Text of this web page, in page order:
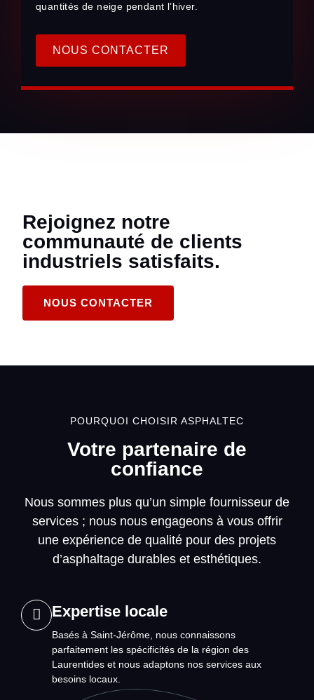
quantités de neige pendant l’hiver.
NOUS CONTACTER
Rejoignez notre
communauté de clients
industriels satisfaits.
NOUS CONTACTER
POURQUOI CHOISIR ASPHALTEC
Votre partenaire de
confiance
Nous sommes plus qu’un simple fournisseur de
services ; nous nous engageons à vous offrir
une expérience de qualité pour des projets
d’asphaltage durables et esthétiques.
Expertise locale
Basés à Saint-Jérôme, nous connaissons
parfaitement les spécificités de la région des
Laurentides et nous adaptons nos services aux
besoins locaux.